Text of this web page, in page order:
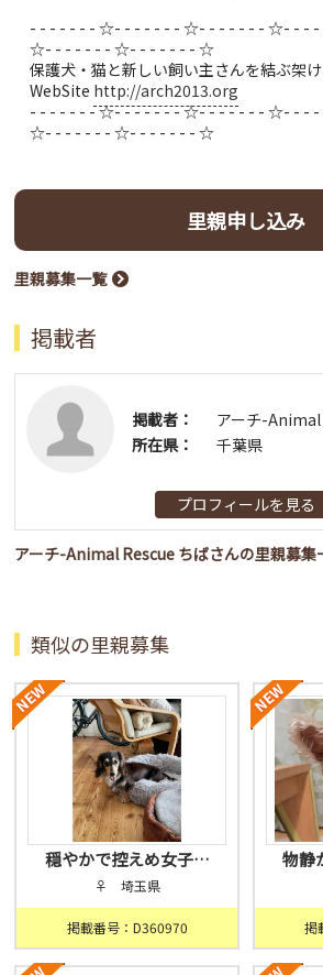
- - - - - - - ☆- - - - - - - ☆- - - - - - - ☆- - - -
☆- - - - - - - ☆- - - - - - - ☆
保護犬・猫と新しい飼い主さんを結ぶ架
WebSite http://arch2013.org
- - - - - - - ☆- - - - - - - ☆- - - - - - - ☆- - - -
☆- - - - - - - ☆- - - - - - - ☆
里親申し込み
里親募集一覧
掲載者
掲載者：
アーチ-
所在県：
千葉県
プロフィールを見る
アーチ-Animal Rescue ちばさんの里親募集
類似の里親募集
穏やかで控えめ女子…
♀ 埼玉県
掲載番号：D360970
物静
掲